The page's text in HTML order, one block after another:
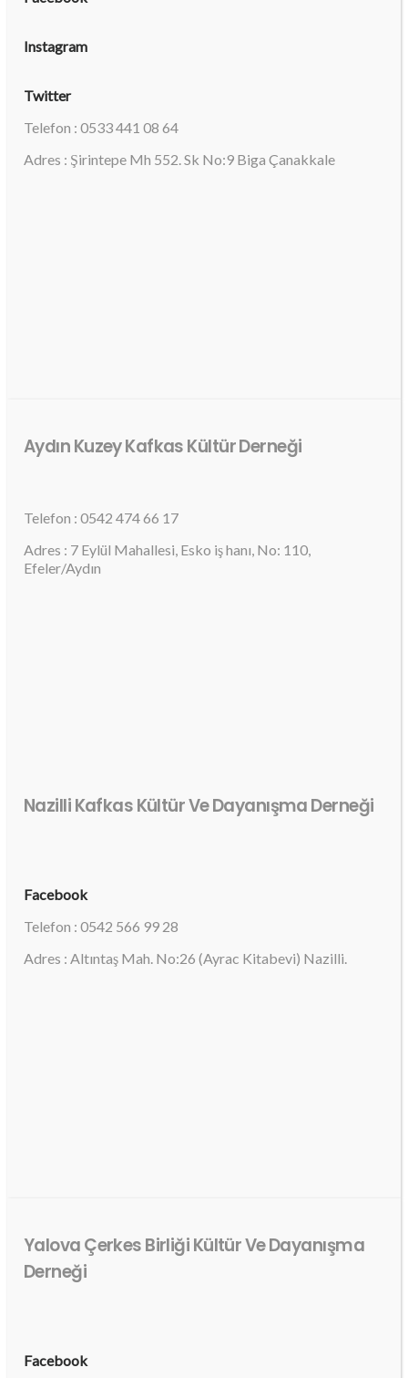
Instagram
Twitter
Telefon : 0533 441 08 64
Adres : Şirintepe Mh 552. Sk No:9 Biga Çanakkale
Aydın Kuzey Kafkas Kültür Derneği
Telefon : 0542 474 66 17
Adres : 7 Eylül Mahallesi, Esko iş hanı, No: 110,
Efeler/Aydın
Nazilli Kafkas Kültür Ve Dayanışma Derneği
Facebook
Telefon : 0542 566 99 28
Adres : Altıntaş Mah. No:26 (Ayrac Kitabevi) Nazilli.
Yalova Çerkes Birliği Kültür Ve Dayanışma
Derneği
Facebook